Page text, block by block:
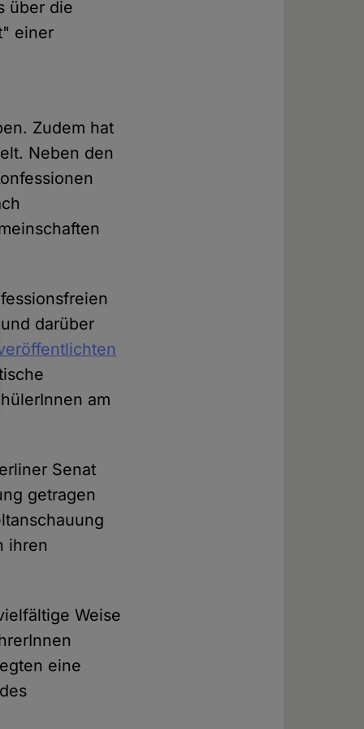
über die
einer
Zudem hat
Neben den
darüber
am
Senat
getragen
ihren
Weise
eine